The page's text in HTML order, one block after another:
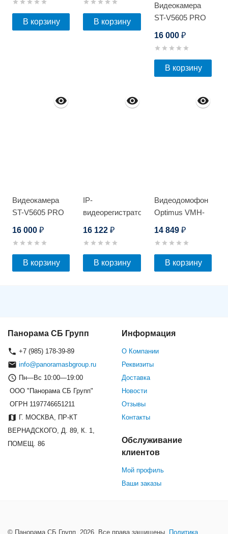
В корзину В корзину
Видеокамера
ST-V5605 PRO
16 000 ₽
В корзину
Видеокамера
ST-V5605 PRO
16 000 ₽
В корзину
IP-
видеорегистратор
16 122₽
В корзину
Видеодомофон
Optimus VMH-
14 849 ₽
В корзину
Панорама СБ Групп
+7 (985) 178-39-89
info@panoramasbgroup.ru
Пн—Вс 10:00—19:00
ООО "Панорама СБ Групп"
ОГРН 1197746651211
Г. МОСКВА, ПР-КТ
ВЕРНАДСКОГО, Д. 89, К. 1,
ПОМЕЩ. 86
Информация
О Компании
Реквизиты
Доставка
Новости
Отзывы
Контакты
Обслуживание
клиентов
Мой профиль
Ваши заказы
© Панорама СБ Групп, 2026. Все права защищены. Политика